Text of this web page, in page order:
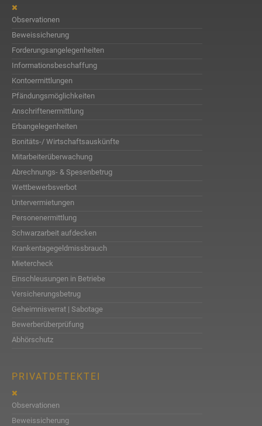
Observationen
Beweissicherung
Forderungsangelegenheiten
Informationsbeschaffung
Kontoermittlungen
Pfändungsmöglichkeiten
Anschriftenermittlung
Erbangelegenheiten
Bonitäts-/ Wirtschaftsauskünfte
Mitarbeiterüberwachung
Abrechnungs- & Spesenbetrug
Wettbewerbsverbot
Untervermietungen
Personenermittlung
Schwarzarbeit aufdecken
Krankentagegeldmissbrauch
Mietercheck
Einschleusungen in Betriebe
Versicherungsbetrug
Geheimnisverrat | Sabotage
Bewerberüberprüfung
Abhörschutz
PRIVATDETEKTEI
Observationen
Beweissicherung